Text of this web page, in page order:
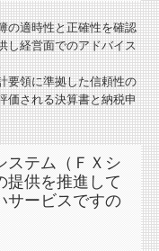
の適時性と正確性を確認
し経営面でのアドバイス
要領に準拠した信頼性の
価される決算書と納税申
ステム（ＦＸシ
提供を推進して
サービスですの